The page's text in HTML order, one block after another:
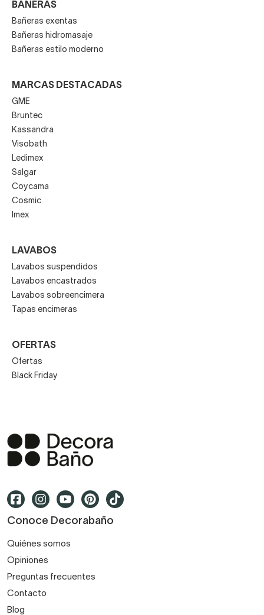
BAÑERAS
Bañeras exentas
Bañeras hidromasaje
Bañeras estilo moderno
MARCAS DESTACADAS
GME
Bruntec
Kassandra
Visobath
Ledimex
Salgar
Coycama
Cosmic
Imex
LAVABOS
Lavabos suspendidos
Lavabos encastrados
Lavabos sobreencimera
Tapas encimeras
OFERTAS
Ofertas
Black Friday
Conoce Decorabaño
Quiénes somos
Opiniones
Preguntas frecuentes
Contacto
Blog